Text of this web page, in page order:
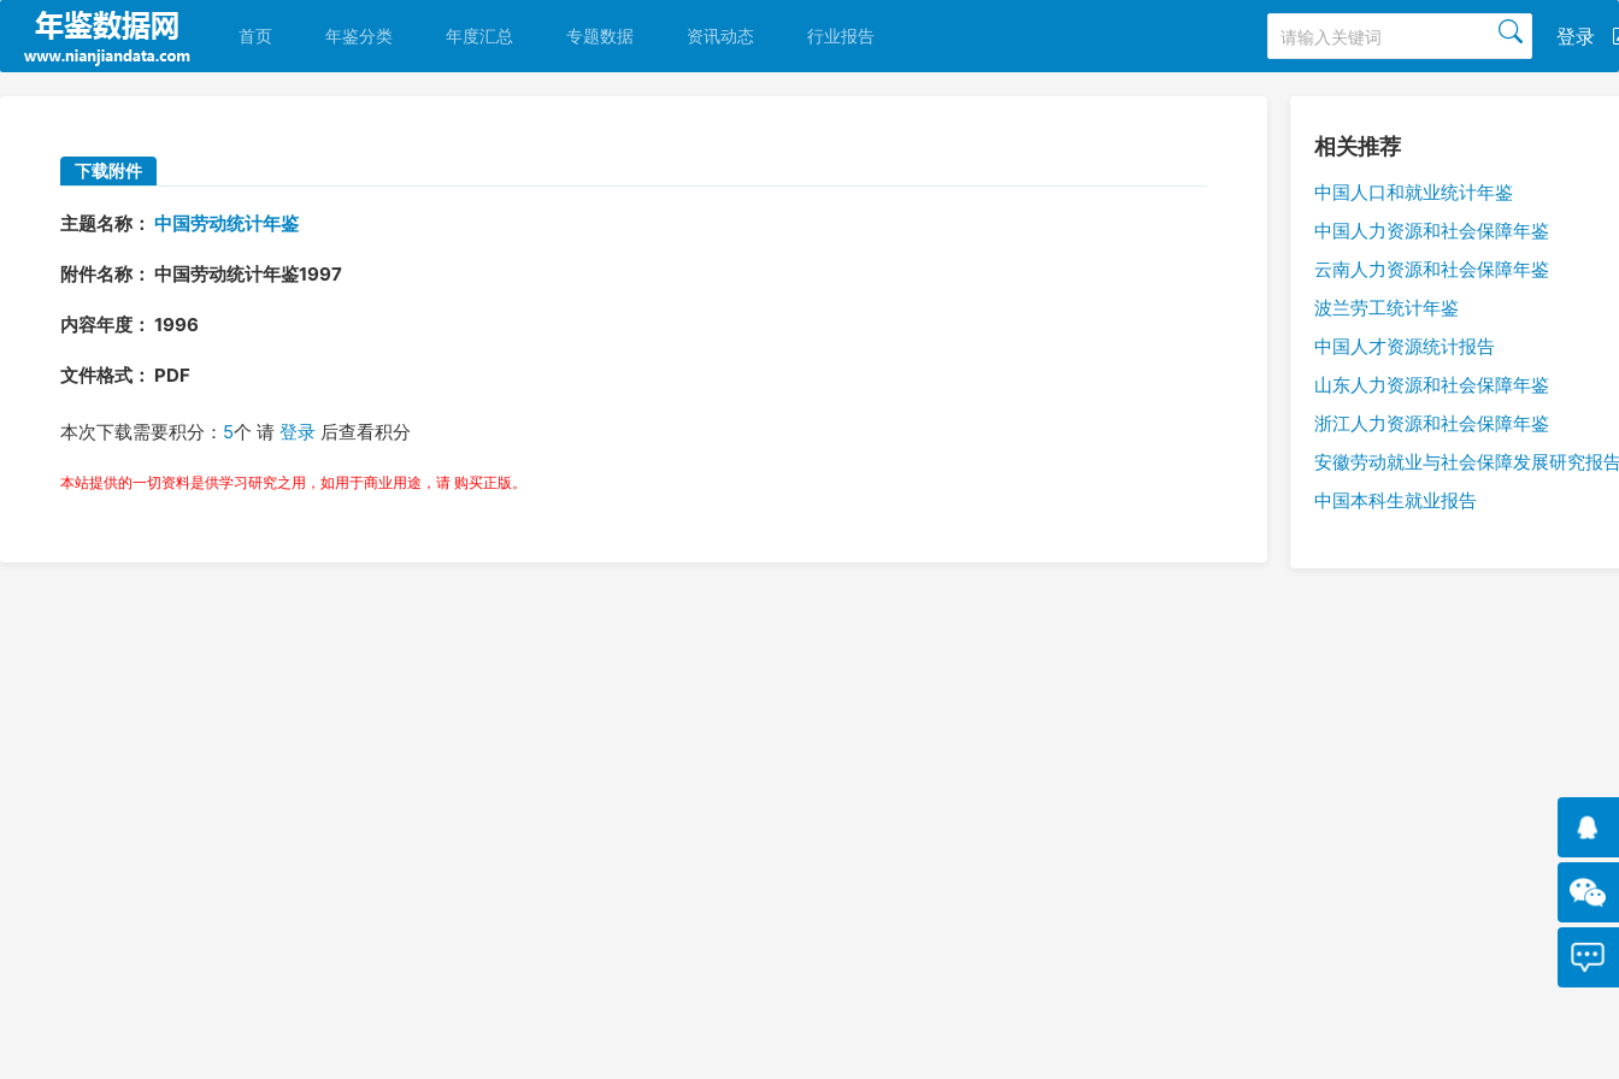
登录
首页 年鉴分类 年度汇总 专题数据 资讯动态 行业报告
下载附件
主题名称： 中国劳动统计年鉴
附件名称： 中国劳动统计年鉴1997
内容年度： 1996
文件格式： PDF
本次下载需要积分： 5个 请 登录 后查看积分
本站提供的一切资料是供学习研究之用，如用于商业用途，请 购买正版。
相关推荐
中国人口和就业统计年鉴
中国人力资源和社会保障年鉴
云南人力资源和社会保障年鉴
波兰劳工统计年鉴
中国人才资源统计报告
山东人力资源和社会保障年鉴
浙江人力资源和社会保障年鉴
安徽劳动就业与社会保障发展研究报
中国本科生就业报告